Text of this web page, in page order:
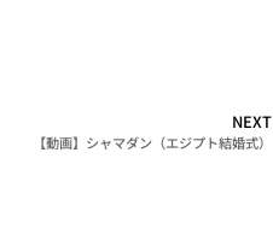
NEXT
【動画】シャマダン（エジプト結婚式）